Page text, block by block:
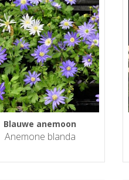
Blauwe anemoon
Anemone blanda